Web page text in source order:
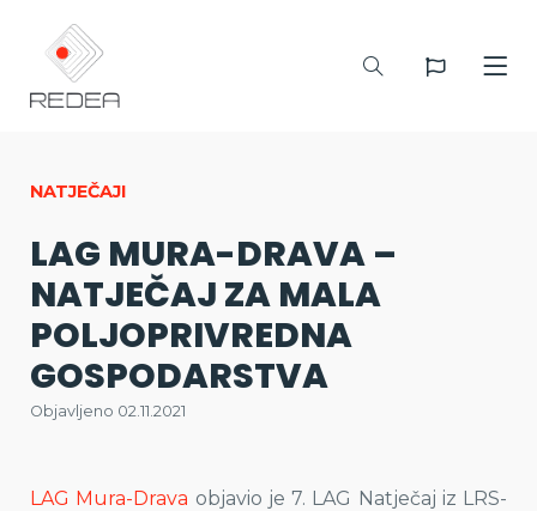
NATJEČAJI
LAG MURA-DRAVA –
NATJEČAJ ZA MALA
POLJOPRIVREDNA
GOSPODARSTVA
Objavljeno 02.11.2021
LAG Mura-Drava objavio je 7. LAG Natječaj iz LRS-